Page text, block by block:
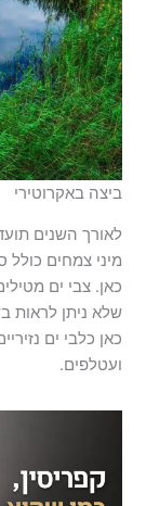
ביצה באקרוטירי
מיני צמחים
כאן. צבי ים
שלא ניתן לראות
כאן כלבי ים
ועטלפים.